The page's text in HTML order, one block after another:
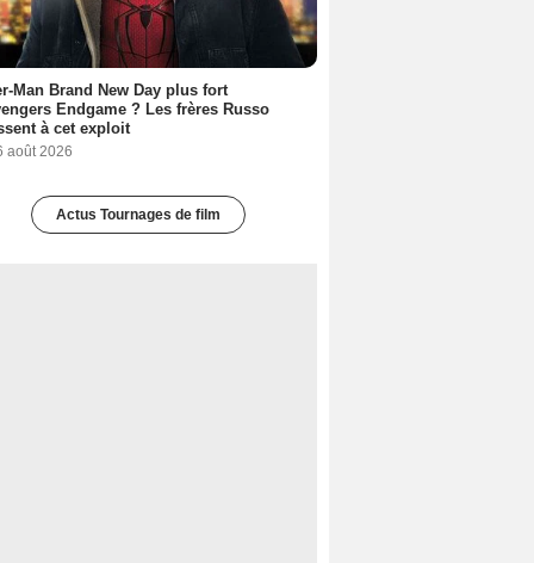
Man Brand New Day plus fort
Endgame ? Les frères Russo
à cet exploit
août 2026
Actus Tournages de film